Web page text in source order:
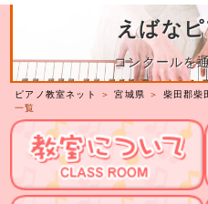
えばな
コンクールを
ピアノ教室ネット ＞宮城県 ＞ 柴田郡柴
一覧